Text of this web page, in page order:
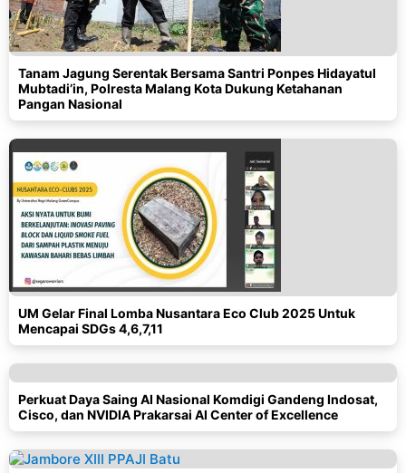
Tanam Jagung Serentak Bersama Santri Ponpes Hidayatul
Mubtadi’in, Polresta Malang Kota Dukung Ketahanan
Pangan Nasional
UM Gelar Final Lomba Nusantara Eco Club 2025 Untuk
Mencapai SDGs 4,6,7,11
Perkuat Daya Saing AI Nasional Komdigi Gandeng Indosat,
Cisco, dan NVIDIA Prakarsai AI Center of Excellence